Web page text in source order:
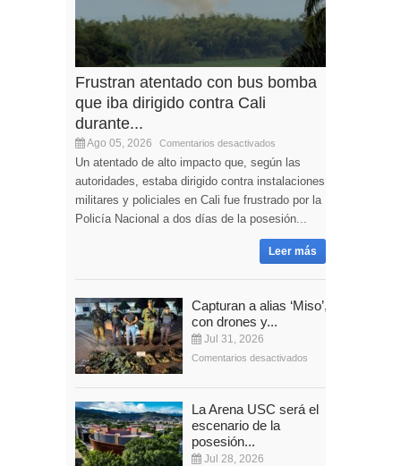
Frustran atentado con bus bomba
que iba dirigido contra Cali
durante...
Ago 05, 2026 Comentarios desactivados
Un atentado de alto impacto que, según las
autoridades, estaba dirigido contra instalaciones
militares y policiales en Cali fue frustrado por la
Policía Nacional a dos días de la posesión...
Leer más
Capturan a alias ‘Miso’,
con drones y...
Jul 31, 2026
Comentarios desactivados
La Arena USC será el
escenario de la
posesión...
Jul 28, 2026